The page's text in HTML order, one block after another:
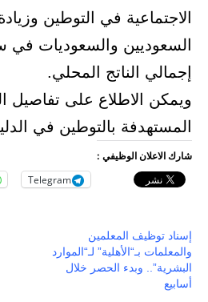
الاجتماعية في التوطين
السعوديين والسعوديات
إجمالي الناتج المحلي.
ويمكن الاطلاع على تفاصيل
المستهدفة بالتوطين في
شارك الاعلان الوظيفي :
Telegram
إسناد توظيف المعلمين
والمعلمات بـ“الأهلية” لـ“الموارد
البشرية”.. وبدء الحصر خلال
أسابيع